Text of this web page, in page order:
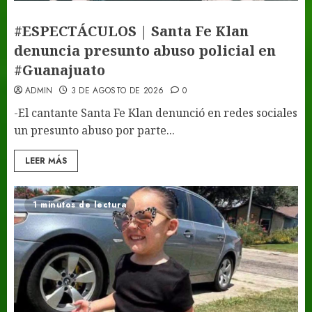
#ESPECTÁCULOS | Santa Fe Klan
denuncia presunto abuso policial en
#Guanajuato
ADMIN 3 DE AGOSTO DE 2026 0
-El cantante Santa Fe Klan denunció en redes sociales
un presunto abuso por parte...
LEER MÁS
1 minutos de lectura